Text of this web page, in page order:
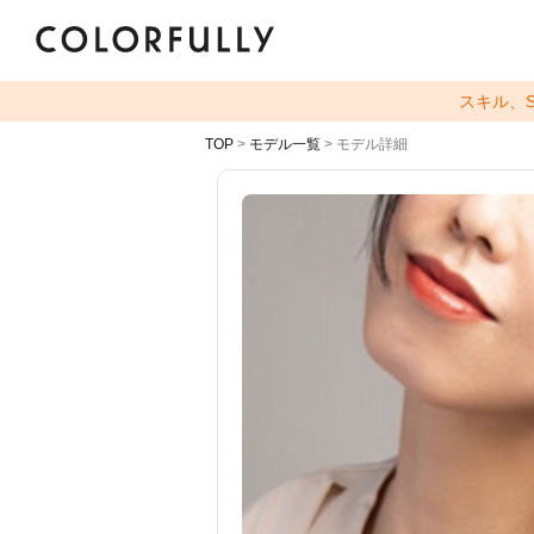
スキル、
TOP > モデル一覧 > モデル詳細